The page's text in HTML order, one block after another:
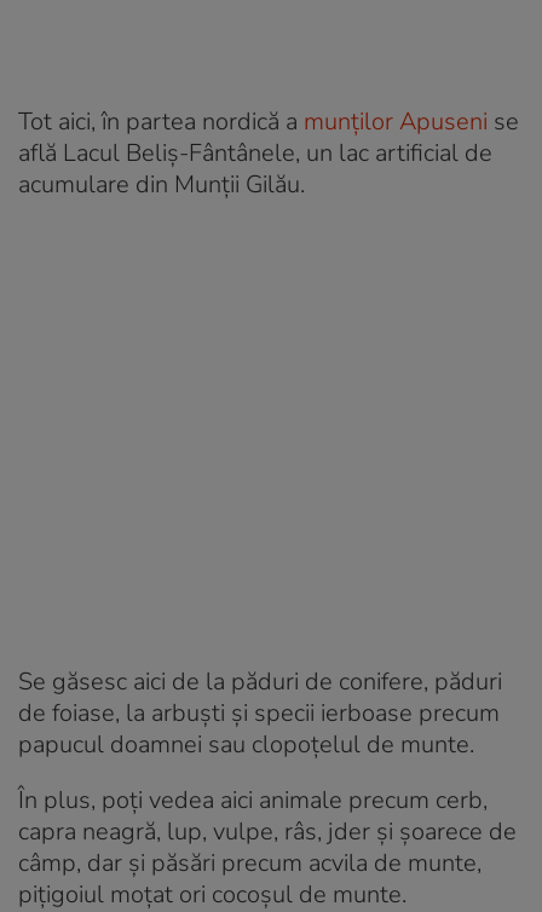
Tot aici, în partea nordică a munților Apuseni se
află Lacul Beliș-Fântânele, un lac artificial de
acumulare din Munții Gilău.
Se găsesc aici de la păduri de conifere, păduri
de foiase, la arbuști și specii ierboase precum
papucul doamnei sau clopoțelul de munte.
În plus, poți vedea aici animale precum cerb,
capra neagră, lup, vulpe, râs, jder și șoarece de
câmp, dar și păsări precum acvila de munte,
pițigoiul moțat ori cocoșul de munte.